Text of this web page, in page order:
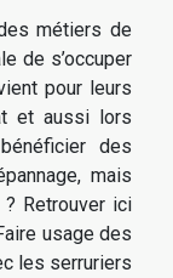
métiers de
de s’occuper
pour leurs
et aussi lors
des
mais
Retrouver ici
usage des
les serruriers